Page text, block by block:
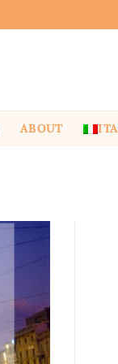
ABOUT